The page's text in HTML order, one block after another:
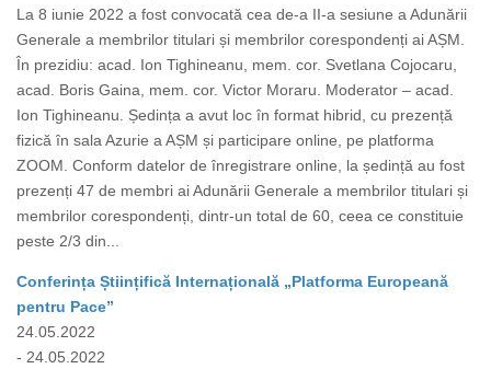
La 8 iunie 2022 a fost convocată cea de-a II-a sesiune a Adunării
Generale a membrilor titulari și membrilor corespondenți ai AȘM.
În prezidiu: acad. Ion Tighineanu, mem. cor. Svetlana Cojocaru,
acad. Boris Gaina, mem. cor. Victor Moraru. Moderator – acad.
Ion Tighineanu. Ședința a avut loc în format hibrid, cu prezență
fizică în sala Azurie a AȘM și participare online, pe platforma
ZOOM. Conform datelor de înregistrare online, la ședință au fost
prezenți 47 de membri ai Adunării Generale a membrilor titulari și
membrilor corespondenți, dintr-un total de 60, ceea ce constituie
peste 2/3 din...
Conferința Științifică Internațională „Platforma Europeană
pentru Pace”
24.05.2022
- 24.05.2022